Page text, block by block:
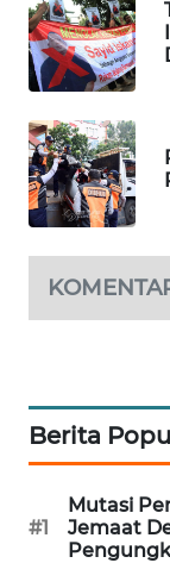
Berita
#1
Mutasi
Jemaat
WN
CIANJUR
WN
KEPULAUAN
SERIBU
TANGERANG
WN
WN
CIREBON
WN
INDRAMAYU